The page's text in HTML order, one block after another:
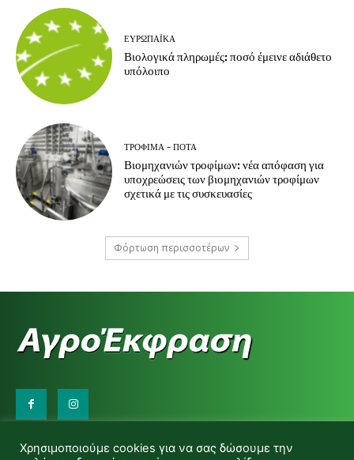
ΕΥΡΩΠΑΪΚΆ
Βιολογικά πληρωμές: ποσό έμεινε αδιάθετο
υπόλοιπο
ΤΡΌΦΙΜΑ - ΠΟΤΆ
Βιομηχανιών τροφίμων: νέα απόφαση για
υποχρεώσεις των βιομηχανιών τροφίμων
σχετικά με τις συσκευασίες
Φόρτωση περισσοτέρων
d.makas@yahoo.gr
Χρησιμοποιούμε cookies για να σας δώσουμε την